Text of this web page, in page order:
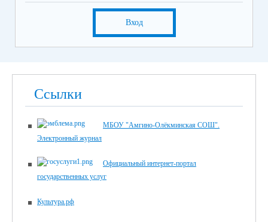
Вход
Ссылки
МБОУ "Амгино-Олёкминская СОШ".
Электронный журнал
Официальный интернет-портал
государственных услуг
Культура.рф